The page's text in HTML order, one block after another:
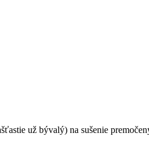
už bývalý) na sušenie